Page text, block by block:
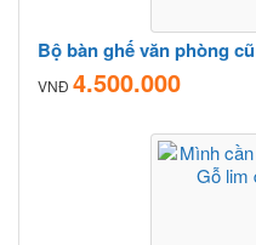
Bộ bàn ghế văn phòng cũ
VNĐ 4.500.000